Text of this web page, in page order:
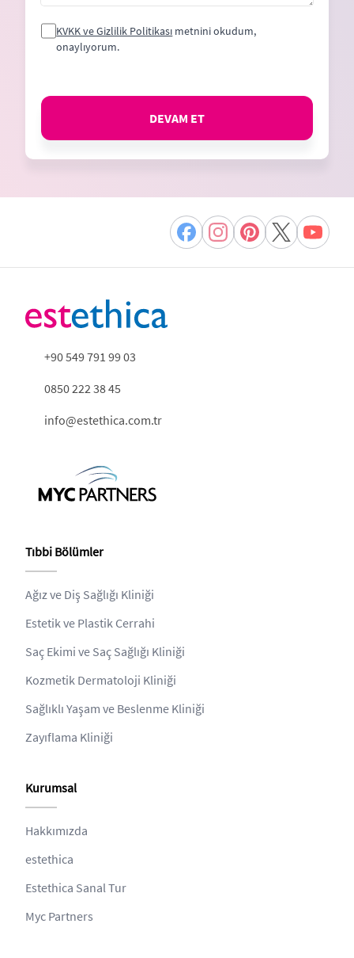
KVKK ve Gizlilik Politikası metnini okudum,
onaylıyorum.
DEVAM ET
+90 549 791 99 03
0850 222 38 45
info@estethica.com.tr
Tıbbi Bölümler
Ağız ve Diş Sağlığı Kliniği
Estetik ve Plastik Cerrahi
Saç Ekimi ve Saç Sağlığı Kliniği
Kozmetik Dermatoloji Kliniği
Sağlıklı Yaşam ve Beslenme Kliniği
Zayıflama Kliniği
Kurumsal
Hakkımızda
estethica
Estethica Sanal Tur
Myc Partners